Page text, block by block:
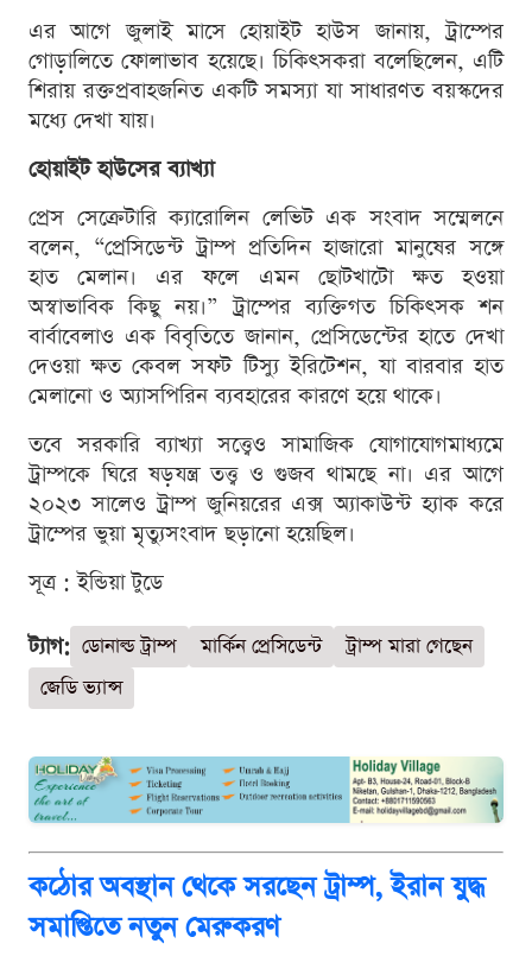
এর আগে জুলাই মাসে হোয়াইট হাউস জানায়, ট্রাম্পের
গোড়ালিতে ফোলাভাব হয়েছে। চিকিৎসকরা বলেছিলেন, এটি
শিরায় রক্তপ্রবাহজনিত একটি সমস্যা যা সাধারণত বয়স্কদের
মধ্যে দেখা যায়।
হোয়াইট হাউসের ব্যাখ্যা
প্রেস সেক্রেটারি ক্যারোলিন লেভিট এক সংবাদ সম্মেলনে
বলেন, “প্রেসিডেন্ট ট্রাম্প প্রতিদিন হাজারো মানুষের সঙ্গে
হাত মেলান। এর ফলে এমন ছোটখাটো ক্ষত হওয়া
অস্বাভাবিক কিছু নয়।” ট্রাম্পের ব্যক্তিগত চিকিৎসক শন
বার্বাবেলাও এক বিবৃতিতে জানান, প্রেসিডেন্টের হাতে দেখা
দেওয়া ক্ষত কেবল সফট টিস্যু ইরিটেশন, যা বারবার হাত
মেলানো ও অ্যাসপিরিন ব্যবহারের কারণে হয়ে থাকে।
তবে সরকারি ব্যাখ্যা সত্ত্বেও সামাজিক যোগাযোগমাধ্যমে
ট্রাম্পকে ঘিরে ষড়যন্ত্র তত্ত্ব ও গুজব থামছে না। এর আগে
২০২৩ সালেও ট্রাম্প জুনিয়রের এক্স অ্যাকাউন্ট হ্যাক করে
ট্রাম্পের ভুয়া মৃত্যুসংবাদ ছড়ানো হয়েছিল।
সূত্র : ইন্ডিয়া টুডে
ট্যাগ: ডোনাল্ড ট্রাম্প মার্কিন প্রেসিডেন্ট
ট্রাম্প মারা গেছেন
জেডি ভ্যান্স
কঠোর অবস্থান থেকে সরছেন ট্রাম্প, ইরান যুদ্ধ
সমাপ্তিতে নতুন মেরুকরণ